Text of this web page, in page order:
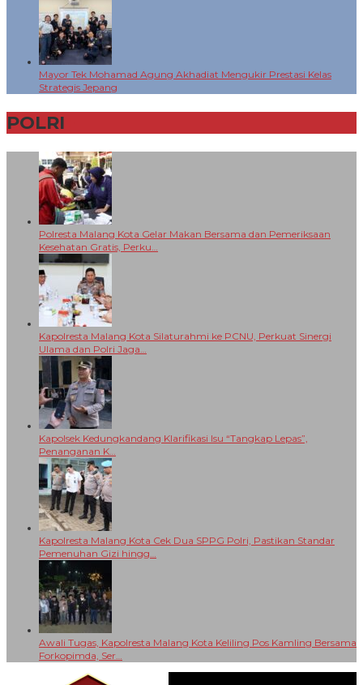
Mayor Tek Mohamad Agung Akhadiat Mengukir Prestasi Kelas
Strategis Jepang
POLRI
Polresta Malang Kota Gelar Makan Bersama dan Pemeriksaan
Kesehatan Gratis, Perku…
Kapolresta Malang Kota Silaturahmi ke PCNU, Perkuat Sinergi
Ulama dan Polri Jaga…
Kapolsek Kedungkandang Klarifikasi Isu “Tangkap Lepas”,
Penanganan K…
Kapolresta Malang Kota Cek Dua SPPG Polri, Pastikan Standar
Pemenuhan Gizi hingg…
Awali Tugas, Kapolresta Malang Kota Keliling Pos Kamling Bersama
Forkopimda, Ser…